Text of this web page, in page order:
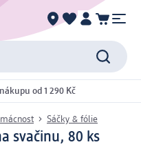
od 1 290 Kč
Sáčky & fólie
svačinu, 80 ks